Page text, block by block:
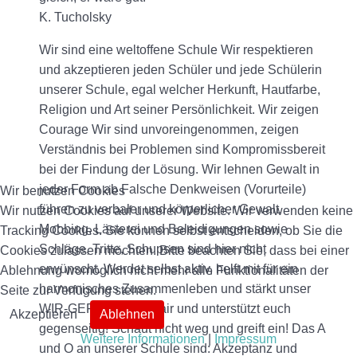
K. Tucholsky
Wir sind eine weltoffene Schule Wir respektieren
und akzeptieren jeden Schüler und jede Schülerin
unserer Schule, egal welcher Herkunft, Hautfarbe,
Religion und Art seiner Persönlichkeit. Wir zeigen
Courage Wir sind unvoreingenommen, zeigen
Verständnis bei Problemen sind Kompromissbereit
bei der Findung der Lösung. Wir lehnen Gewalt in
jeder Form ab Falsche Denkweisen (Vorurteile)
führen zu verbaler und körperlicher Gewalt.
Mobbing, Lästerei und Beleidigungen sowie
Schläge, Tritte, Schupsen sind hier nicht
erwünscht. Werdet selbst aktiv, helft mit für ein
harmonisches Zusammenleben und stärkt unser
WIR-GEFÜHL. Seid fair und unterstützt euch
gegenseitig! Schaut nicht weg und greift ein! Das A
und O an unserer Schule sind: Akzeptanz und
Wir benutzen Cookies
Wir nutzen Cookies auf unserer Website. Wir verwenden keine
Tracking Cookies. Sie können selbst entscheiden, ob Sie die
Cookies zulassen möchten. Bitte beachten Sie, dass bei einer
Ablehnung womöglich nicht mehr alle Funktionalitäten der
Seite zur Verfügung stehen.
Akzeptieren
Ablehnen
Weitere Informationen| Impressum